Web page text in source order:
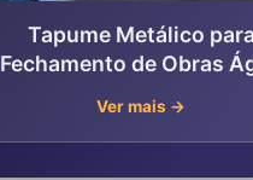
Tapume Metálico para
Fechamento de Obras
Doce , Jundiaí
Ver mais →